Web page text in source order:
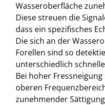
Wasseroberfläche
Diese streuen die
dass ein spezifisches
Die sich an der
Forellen sind so
unterschiedlich
Bei hoher
oberen
zunehmender